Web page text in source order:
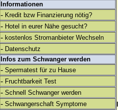
Informationen
- Kredit bzw Finanzierung nötig?
- Hotel in eurer Nähe gesucht?
- kostenlos Stromanbieter Wechseln
- Datenschutz
Infos zum Schwanger werden
- Spermatest für zu Hause
- Fruchtbarkeit Test
- Schnell Schwanger werden
- Schwangerschaft Symptome